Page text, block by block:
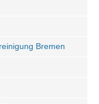
Bremen